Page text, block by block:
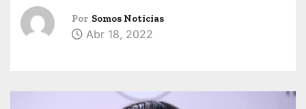
Por Somos Noticias
Abr 18, 2022